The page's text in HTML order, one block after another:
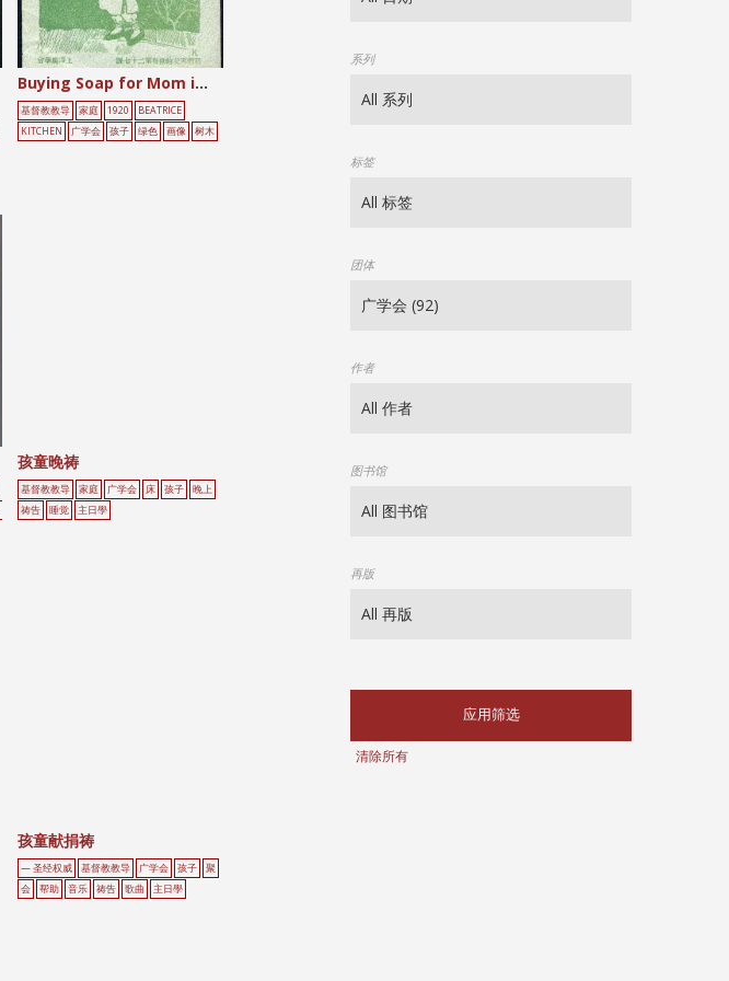
Buying Soap for Mom in the Rain
基督教教导 家庭 1920
BEATRICE
KITCHEN
广学会 孩子 绿色 画像 树木
孩童晚祷
基督教教导 家庭 广学会 床 孩子
晚上
祷告
睡觉 主日學
孩童献捐祷
— 圣经权威 基督教教导 广学会 孩子
聚
会
帮助 音乐 祷告 歌曲 主日學
系列
标签
团体
作者
图书馆
再版
应用筛选
清除所有